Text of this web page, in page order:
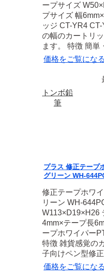
ープサイズ
プサイズ 幅
ッジ CT-YR4
の幅のカートリ
ます。 特徴 簡単
価格をご覧にな
トンボ鉛
筆
プラス 修正テープ
グリーン WH-
修正テープホワ
リーン WH-
W113×D19×H26
4mm×テープ長
ープホワイパー
特徴 雑貨感覚の
子向けペン型修
価格をご覧にな